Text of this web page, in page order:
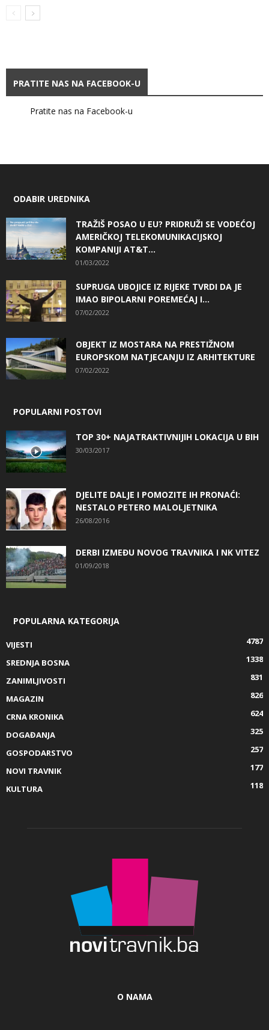
PRATITE NAS NA FACEBOOK-U
Pratite nas na Facebook-u
ODABIR UREDNIKA
TRAŽIŠ POSAO U EU? PRIDRUŽI SE VODEĆOJ
AMERIČKOJ TELEKOMUNIKACIJSKOJ
KOMPANIJI AT&T...
01/03/2022
SUPRUGA UBOJICE IZ RIJEKE TVRDI DA JE
IMAO BIPOLARNI POREMEĆAJ I...
07/02/2022
OBJEKT IZ MOSTARA NA PRESTIŽNOM
EUROPSKOM NATJECANJU IZ ARHITEKTURE
07/02/2022
POPULARNI POSTOVI
TOP 30+ NAJATRAKTIVNIJIH LOKACIJA U BIH
30/03/2017
DJELITE DALJE I POMOZITE IH PRONAĆI:
NESTALO PETERO MALOLJETNIKA
26/08/2016
DERBI IZMEĐU NOVOG TRAVNIKA I NK VITEZ
01/09/2018
POPULARNA KATEGORIJA
VIJESTI
4787
SREDNJA BOSNA
1338
ZANIMLJIVOSTI
831
MAGAZIN
826
CRNA KRONIKA
624
DOGAĐANJA
325
GOSPODARSTVO
257
NOVI TRAVNIK
177
KULTURA
118
O NAMA